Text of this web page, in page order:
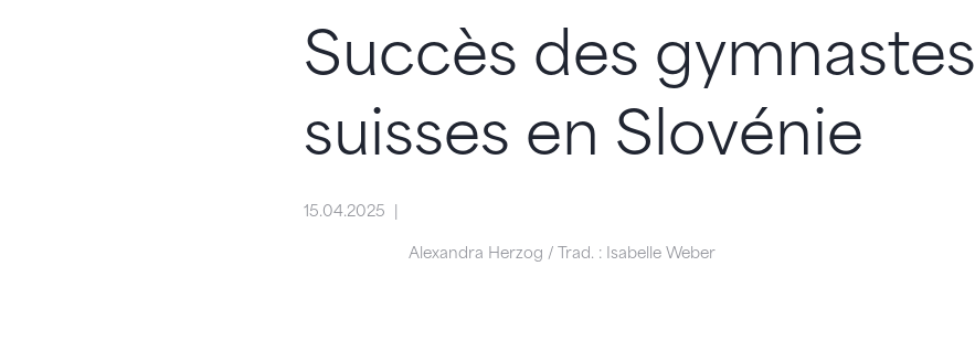
Succès des gymnastes
suisses en Slovénie
15.04.2025
Alexandra Herzog / Trad. : Isabelle Weber